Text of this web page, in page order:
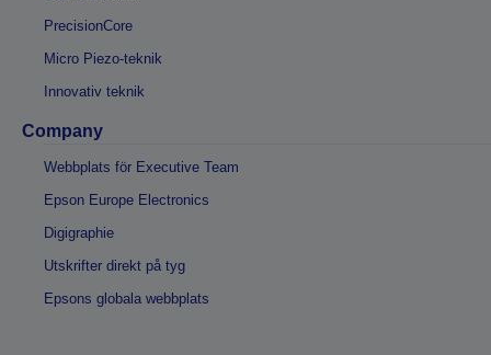
PrecisionCore
Micro Piezo-teknik
Innovativ teknik
Company
Webbplats för Executive Team
Epson Europe Electronics
Digigraphie
Utskrifter direkt på tyg
Epsons globala webbplats